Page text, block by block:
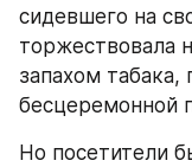
сидевшего на
торжествовала
запахом табака,
бесцеремонной
Но посетители